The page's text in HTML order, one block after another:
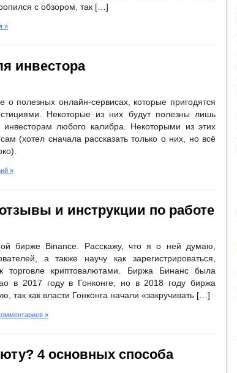
с обзором, так […]
»
инвестора
о полезных онлайн-сервисах, которые пригодятся
Некоторые из них будут полезны лишь
любого калибра. Некоторыми из этих
(хотел сначала рассказать только о них, но всё
»
и инструкции по работе
бирже Binance. Расскажу, что я о ней думаю,
а также научу как зарегистрироваться,
торговле криптовалютами. Биржа Бинанс была
в 2017 году в Гонконге, но в 2018 году биржа
так как власти Гонконга начали «закручивать […]
»
4 основных способа